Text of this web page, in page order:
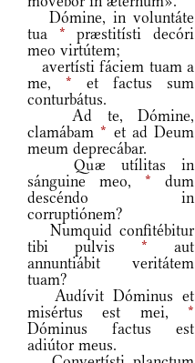
Dómine, in voluntáte
tua * præstitísti decóri
meo virtútem;
avertísti fáciem tuam a
me, * et factus sum
conturbátus.
Ad te, Dómine,
clamábam* et ad Deum
meum deprecábar.
Quæ utílitas in
sánguine meo, * dum
descéndo in
corruptiónem?
Numquid confitébitur
tibi pulvis * aut
annuntiábit veritátem
tuam?
Audívit Dóminus et
misértus est mei, *
Dóminus factus est
adiútor meus.